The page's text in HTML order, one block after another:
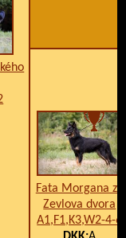
Fata Morgana ze
Zevlova dvora
A1,F1,K3,W2-4-6